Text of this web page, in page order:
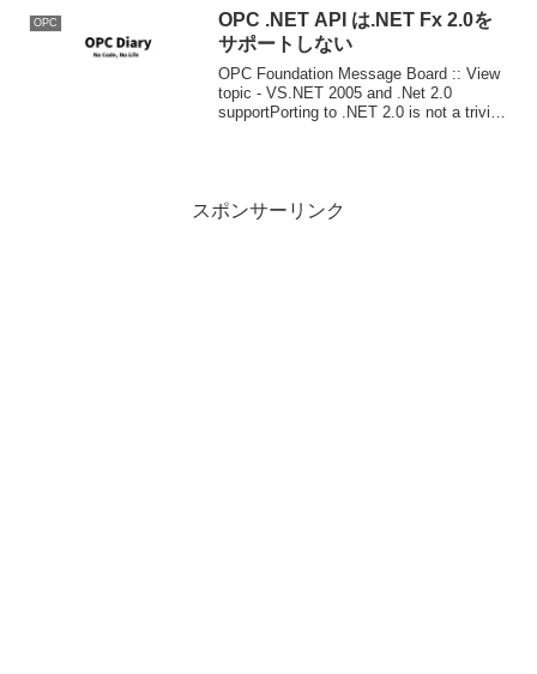
連で講演させていただくときに「インハ
ウ...
OPC
OPC .NET API は.NET Fx 2.0を
サポートしない
OPC Foundation Message Board :: View
topic - VS.NET 2005 and .Net 2.0
supportPorting to .NET 2.0 is not a trivial
スポンサーリンク